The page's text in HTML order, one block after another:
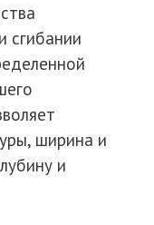
сгибании
ширина и
и